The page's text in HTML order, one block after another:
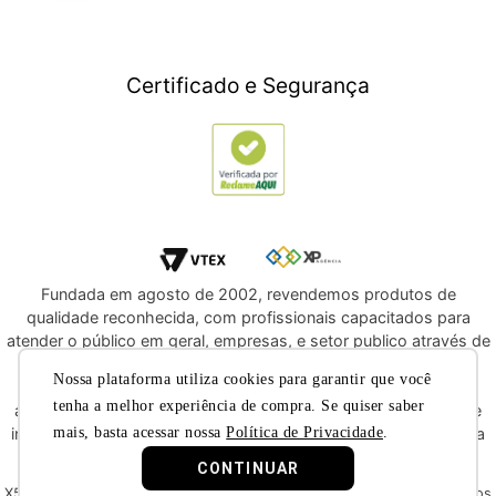
Nossa plataforma utiliza cookies para garantir que você
tenha a melhor experiência de compra. Se quiser saber
mais, basta acessar nossa Política de Privacidade.
CONTINUAR
Utilidades Domésticas
Compre e DoeCertificado e Segurança
Fundada em agosto de 2002, revendemos produtos de
qualidade reconhecida, com profissionais capacitados para
atender o público em geral, empresas, e setor publico através de
oportunidade de adquirir produtos de qualidade e com
atendimento reconhecido dentre os melhores do segmento de
instrumentos musicais e áudio profissional. Convidamos você a
nos conhecer melhor nas redes sociais.